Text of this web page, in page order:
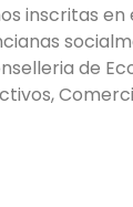
inscritas en
de